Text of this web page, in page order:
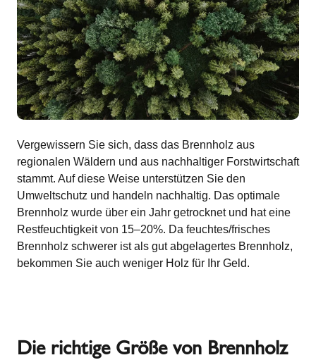
Vergewissern Sie sich, dass das Brennholz aus
regionalen Wäldern und aus nachhaltiger Forstwirtschaft
stammt. Auf diese Weise unterstützen Sie den
Umweltschutz und handeln nachhaltig. Das optimale
Brennholz wurde über ein Jahr getrocknet und hat eine
Restfeuchtigkeit von 15–20%. Da feuchtes/frisches
Brennholz schwerer ist als gut abgelagertes Brennholz,
bekommen Sie auch weniger Holz für Ihr Geld.
Die richtige Größe von Brennholz